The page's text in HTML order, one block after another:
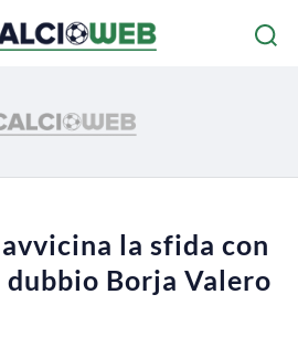
la sfida con
dubbio Borja Valero